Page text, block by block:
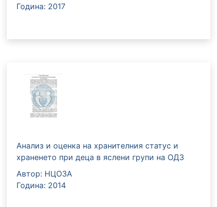
Година: 2017
Анализ и оценка на хранителния статус и
храненето при деца в яслени групи на ОДЗ
Автор: НЦОЗА
Година: 2014